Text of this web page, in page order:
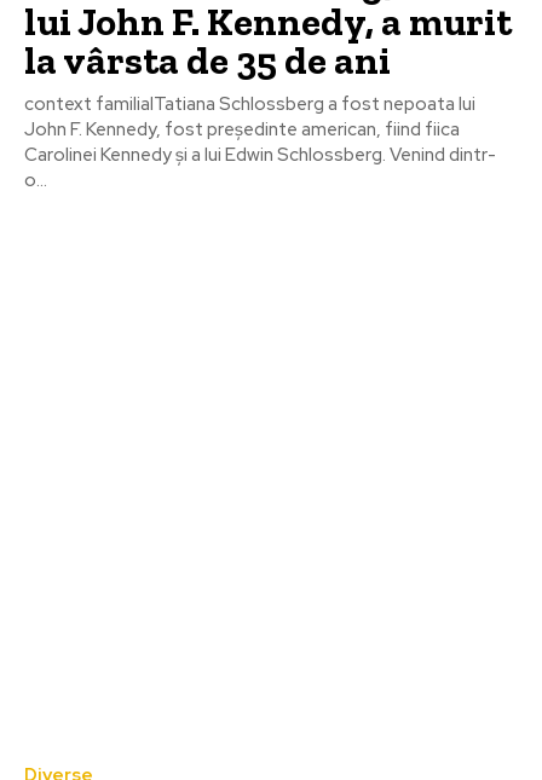
lui John F. Kennedy, a murit
la vârsta de 35 de ani
context familialTatiana Schlossberg a fost nepoata lui
John F. Kennedy, fost președinte american, fiind fiica
Carolinei Kennedy și a lui Edwin Schlossberg. Venind dintr-
o...